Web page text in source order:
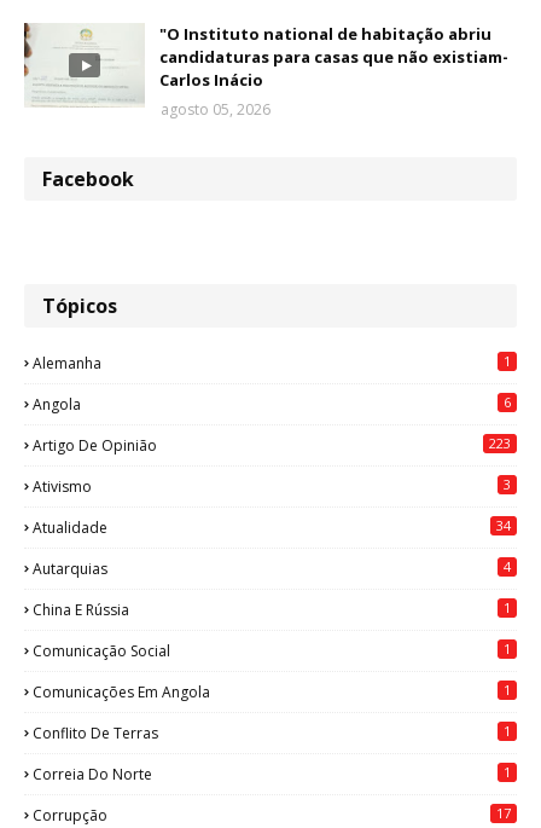
"O Instituto national de habitação abriu
candidaturas para casas que não existiam-
Carlos Inácio
agosto 05, 2026
Facebook
Tópicos
Alemanha 1
Angola 6
Artigo De Opinião 223
Ativismo 3
Atualidade 34
Autarquias 4
China E Rússia 1
Comunicação Social 1
Comunicações Em Angola 1
Conflito De Terras 1
Correia Do Norte 1
Corrupção 17